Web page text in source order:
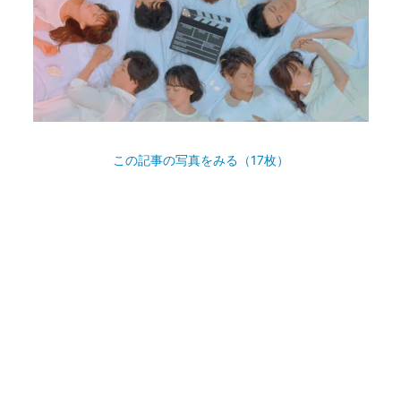
この記事の写真をみる（17枚）